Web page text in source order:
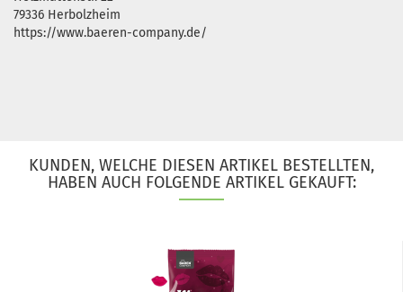
79336 Herbolzheim
https://www.baeren-company.de/
KUNDEN, WELCHE DIESEN ARTIKEL BESTELLTEN,
HABEN AUCH FOLGENDE ARTIKEL GEKAUFT: